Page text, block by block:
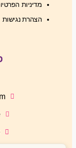
מדיניות
הצהרת נגישות